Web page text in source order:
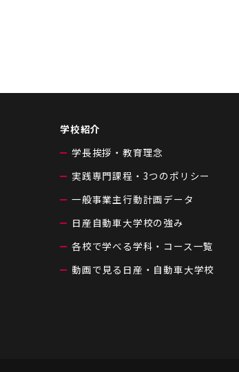
学校紹介
学長挨拶・教育理念
実践専門課程・3つのポリシー
一般事業主行動計画データ
日産自動車大学校の強み
各校で学べる学科・コース一覧
動画で見る日産・自動車大学校